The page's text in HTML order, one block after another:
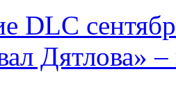
DLC
Дятлова»